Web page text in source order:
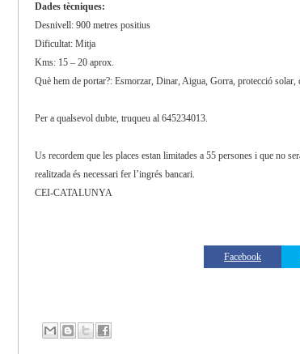
Dades tècniques:
Desnivell: 900 metres positius
Dificultat: Mitja
Kms: 15 – 20 aprox.
Què hem de portar?: Esmorzar, Dinar, Aigua, Gorra, protecció
Per a qualsevol dubte, truqueu al 645234013.
Us recordem que les places estan limitades a 55 persones i que no
realitzada és necessari fer l’ingrés bancari.
CEI-CATALUNYA
Facebook